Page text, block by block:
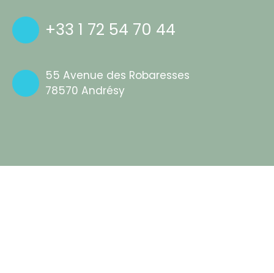
+33 1 72 54 70 44
55 Avenue des Robaresses
78570 Andrésy